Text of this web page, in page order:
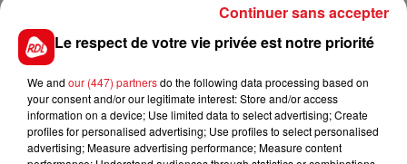
FIL D'ACTUS
Le respect de votre vie privée est notre priorité
We and our (447) partnersdo the following data processing based on
your consent and/or our legitimate interest: Store and/or access
information on a device; Use limited data to select advertising; Create
profiles for personalised advertising; Use profiles to select personalised
advertising; Measure advertising performance; Measure content
Continuer sans accepter